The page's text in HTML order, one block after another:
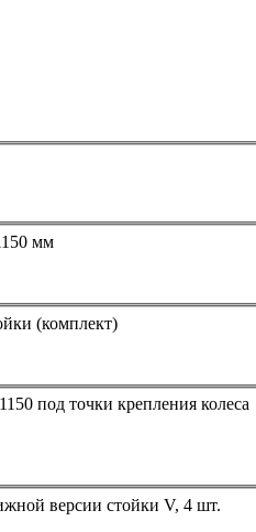
ящиков (Ш)1150 мм
(комплект)
под точки крепления колеса
версии стойки V, 4 шт.